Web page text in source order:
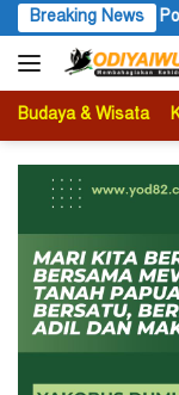
Langsung
ke
konten
Breaking News
Polres Jayapura
Budaya & Wisata